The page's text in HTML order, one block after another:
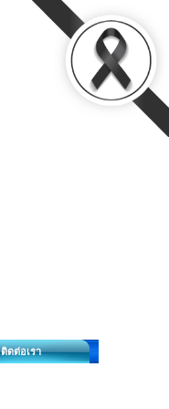
ติดต่อเรา